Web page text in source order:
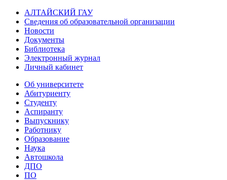
АЛТАЙСКИЙ ГАУ
Сведения об образовательной организации
Новости
Документы
Библиотека
Электронный журнал
Личный кабинет
Об университете
Абитуриенту
Студенту
Аспиранту
Выпускнику
Работнику
Образование
Наука
Автошкола
ДПО
ПО